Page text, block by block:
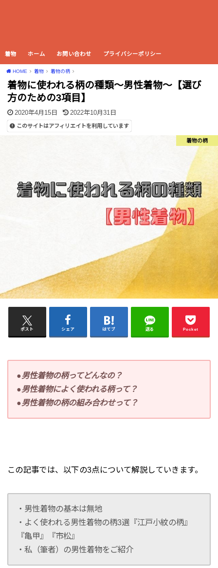
着物 ホーム お問い合わせ プライバシーポリシー
HOME 着物 着物の柄
着物に使われる柄の種類〜男性着物〜【選び
方のための3項目】
2020年4月15日 2022年10月31日
このサイトはアフィリエイトを利用しています
着物の柄
ポスト シェア はてブ 送る Pocket
●男性着物の柄ってどんなの？
●男性着物によく使われる柄って？
●男性着物の柄の組み合わせって？
この記事では、以下の3点について解説していきます。
・男性着物の基本は無地
・よく使われる男性着物の柄3選『江戸小紋の柄』
『亀甲』『市松』
・私（筆者）の男性着物をご紹介